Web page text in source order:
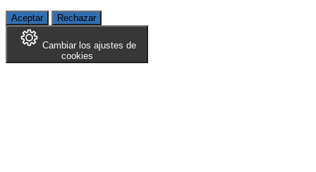
Aceptar Rechazar
Cambiar los ajustes de
cookies